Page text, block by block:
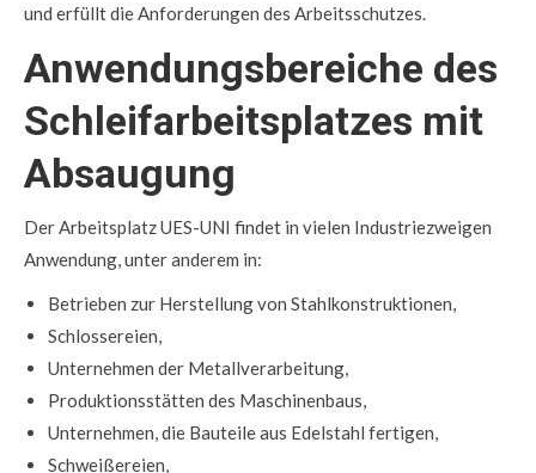
und erfüllt die Anforderungen des Arbeitsschutzes.
Anwendungsbereiche des
Schleifarbeitsplatzes mit
Absaugung
Der Arbeitsplatz UES-UNI findet in vielen Industriezweigen
Anwendung, unter anderem in:
Betrieben zur Herstellung von Stahlkonstruktionen,
Schlossereien,
Unternehmen der Metallverarbeitung,
Produktionsstätten des Maschinenbaus,
Unternehmen, die Bauteile aus Edelstahl fertigen,
Schweißereien,